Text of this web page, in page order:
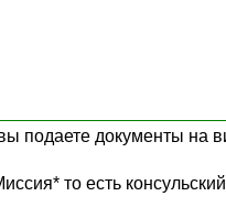
подаете документы на
то есть